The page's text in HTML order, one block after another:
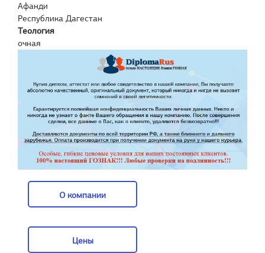
Афанди
Республика Дагестан
Теология
очная
О компании
Цены